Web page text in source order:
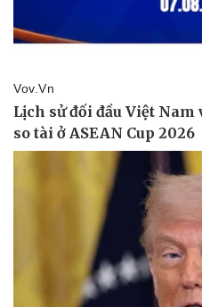
Doanh nghiệp
Thông tin doanh nghiệp
Doanh nghiệp 24h
Doanh nhân